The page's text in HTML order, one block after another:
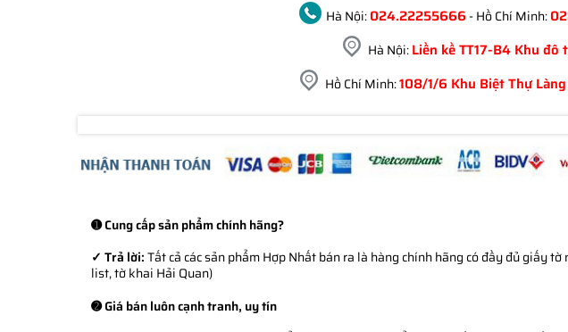
Hà Nội:024.22255666 - Hồ Chí Minh:
Hà Nội:Liền kề TT17-B4 Khu đô
Hồ Chí Minh:108/1/6 Khu Biệt Thự
➊ Cung cấp sản phẩm chính hãng?
✓ Trả lời:Tất cả các sản phẩm Hợp Nhất bán ra là hàng chính hãng có đầy đủ giấy
list, tờ khai Hải Quan)
➋ Giá bán luôn cạnh tranh, uy tín